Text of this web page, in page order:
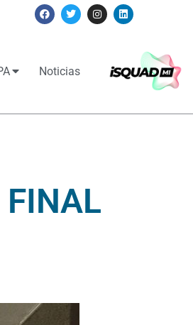
Noticias
FINAL